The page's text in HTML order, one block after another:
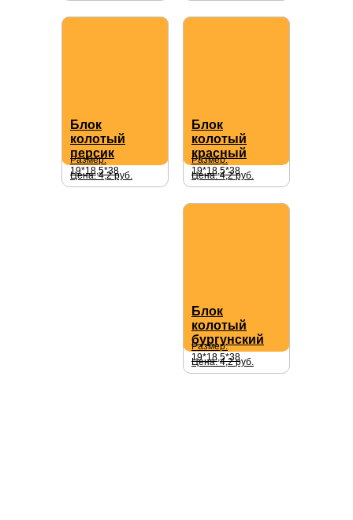
Блок
колотый
бургунский
Размер:
19*18,5*38
Цена: 4,2 руб.
Блок
колотый
красный
Размер:
19*18,5*38
Цена: 4,2 руб.
Блок
колотый
персик
Размер:
19*18,5*38
Цена: 4,2 руб.